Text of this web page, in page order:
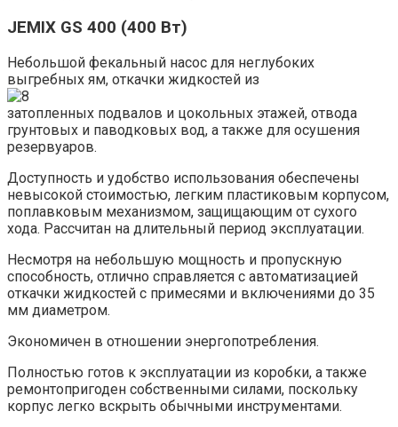
JEMIX GS 400 (400 Вт)
Небольшой фекальный насос для неглубоких
выгребных ям, откачки жидкостей из
затопленных подвалов и цокольных этажей, отвода
грунтовых и паводковых вод, а также для осушения
резервуаров.
Доступность и удобство использования обеспечены
невысокой стоимостью, легким пластиковым корпусом,
поплавковым механизмом, защищающим от сухого
хода. Рассчитан на длительный период эксплуатации.
Несмотря на небольшую мощность и пропускную
способность, отлично справляется с автоматизацией
откачки жидкостей с примесями и включениями до 35
мм диаметром.
Экономичен в отношении энергопотребления.
Полностью готов к эксплуатации из коробки, а также
ремонтопригоден собственными силами, поскольку
корпус легко вскрыть обычными инструментами.